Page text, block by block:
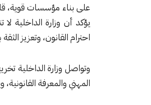
على بناء مؤسسات قوية،
يؤكد أن وزارة الداخلية
احترام القانون، وتعزيز
وتواصل وزارة الداخلية
المهني والمعرفة